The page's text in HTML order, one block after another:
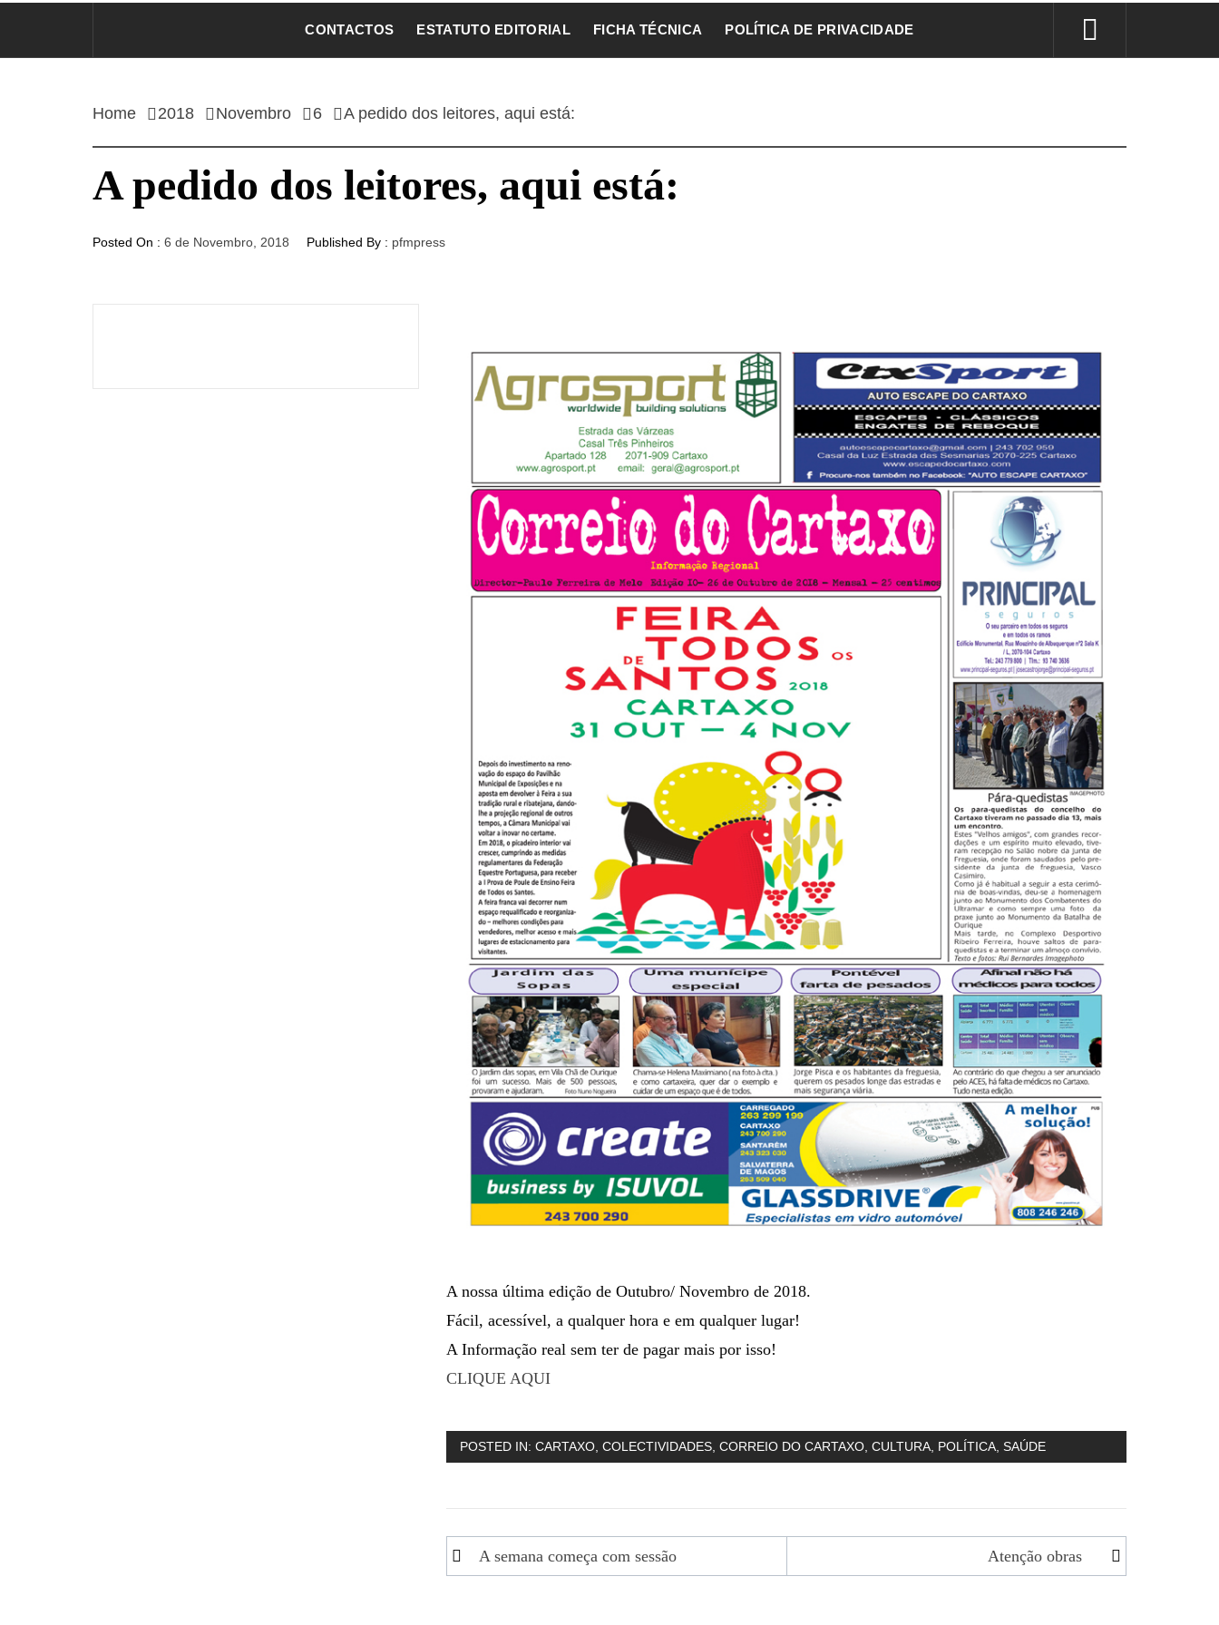
CONTACTOS ESTATUTO EDITORIAL FICHA TÉCNICA POLÍTICA DE PRIVACIDADE
Home 2018 Novembro 6 A pedido dos leitores, aqui está:
A pedido dos leitores, aqui está:
Posted On : 6 de Novembro, 2018 Published By : pfmpress
A nossa última edição de Outubro/ Novembro de 2018.
Fácil, acessível, a qualquer hora e em qualquer lugar!
A Informação real sem ter de pagar mais por isso!
CLIQUE AQUI
POSTED IN:CARTAXO,COLECTIVIDADES,CORREIO DO CARTAXO,CULTURA, POLÍTICA,SAÚDE
Navegação
de
A semana começa com sessão Atenção obras